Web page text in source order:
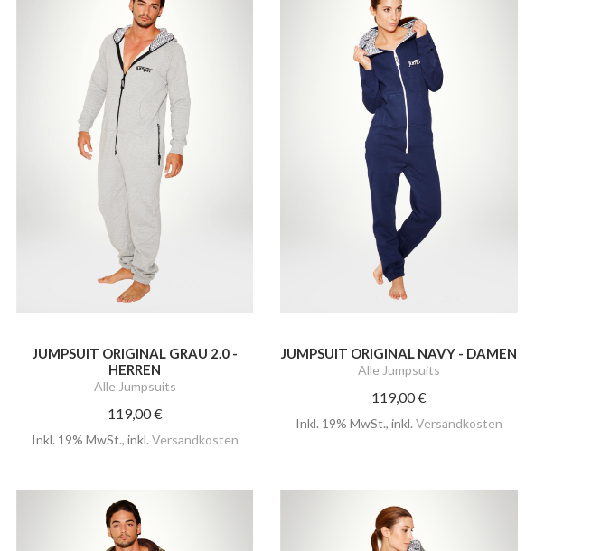
JUMPSUIT ORIGINAL GRAU 2.0 -
HERREN
Alle Jumpsuits
119,00 €
Inkl. 19% MwSt., inkl. Versandkosten
JUMPSUIT ORIGINAL NAVY - DAMEN
Alle Jumpsuits
119,00 €
Inkl. 19% MwSt.,inkl.Versandkosten